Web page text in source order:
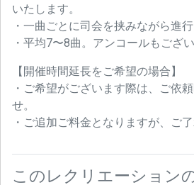
いたします。
・一曲ごとに司会を挟みながら進行
・平均7〜8曲。アンコールもござ
【開催時間延長をご希望の場合】
・ご希望がございます際は、ご依
せ。
・ご追加ご料金となりますが、ご了
このレクリエーション